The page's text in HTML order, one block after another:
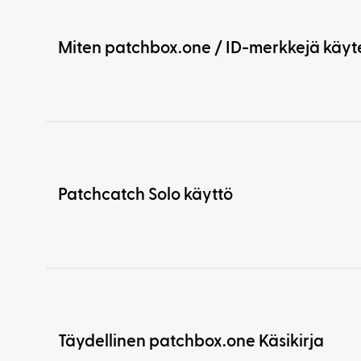
Miten patchbox.one / ID-merkkejä
Patchcatch Solo käyttö
Täydellinen patchbox.one Käsikirja